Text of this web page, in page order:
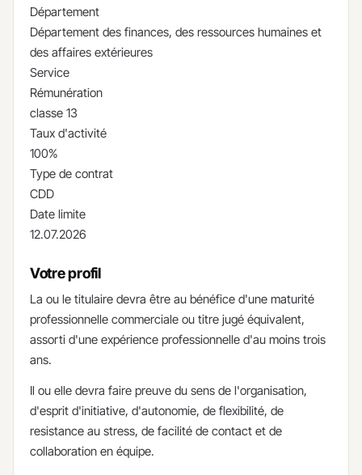
Département
Département des finances, des ressources humaines et
des affaires extérieures
Service
Rémunération
classe 13
Taux d'activité
100%
Type de contrat
CDD
Date limite
12.07.2026
Votre profil
​La ou le titulaire devra être au bénéfice d'une maturité
professionnelle commerciale ou titre jugé équivalent,
assorti d'une expérience professionnelle d'au moins trois
ans.
Il ou elle devra faire preuve du sens de l'organisation,
d'esprit d'initiative, d'autonomie, de flexibilité, de
resistance au stress, de facilité de contact et de
collaboration en équipe.